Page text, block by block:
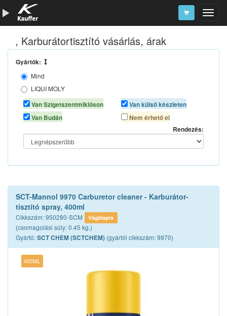
Szerszámkatalógus
Kosár
Alkatrészek
, Karburátortisztító vásárlás, árak
Gyártók:
Mind
LIQUI MOLY
LOCTITE
MOTIP
SCT CHEM
XADO
Van Szigetszentmiklóson
Van Budán
Van külső készleten
Nem érhető el
Rendezés:
SCT-Mannol 9970 Carburetor cleaner - Karburátor-
tisztító spray, 400ml
Cikkszám: 950280-SCM Vágólapra
(csomagolási súly: 0.45 kg.)
Gyártó:SCT CHEM (SCTCHEM) (gyártói cikkszám: 9970)
400ML